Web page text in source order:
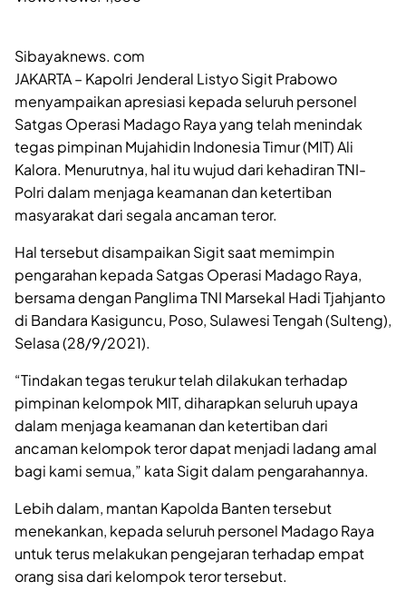
Sibayaknews. com
JAKARTA – Kapolri Jenderal Listyo Sigit Prabowo
menyampaikan apresiasi kepada seluruh personel
Satgas Operasi Madago Raya yang telah menindak
tegas pimpinan Mujahidin Indonesia Timur (MIT) Ali
Kalora. Menurutnya, hal itu wujud dari kehadiran TNI-
Polri dalam menjaga keamanan dan ketertiban
masyarakat dari segala ancaman teror.
Hal tersebut disampaikan Sigit saat memimpin
pengarahan kepada Satgas Operasi Madago Raya,
bersama dengan Panglima TNI Marsekal Hadi Tjahjanto
di Bandara Kasiguncu, Poso, Sulawesi Tengah (Sulteng),
Selasa (28/9/2021).
“Tindakan tegas terukur telah dilakukan terhadap
pimpinan kelompok MIT, diharapkan seluruh upaya
dalam menjaga keamanan dan ketertiban dari
ancaman kelompok teror dapat menjadi ladang amal
bagi kami semua,” kata Sigit dalam pengarahannya.
Lebih dalam, mantan Kapolda Banten tersebut
menekankan, kepada seluruh personel Madago Raya
untuk terus melakukan pengejaran terhadap empat
orang sisa dari kelompok teror tersebut.